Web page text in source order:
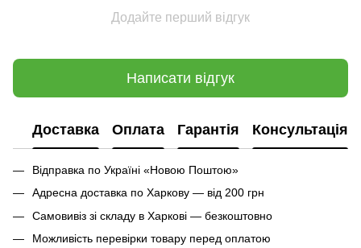
Додайте перший відгук
Написати відгук
Доставка Оплата Гарантія Консультація
Відправка по Україні «Новою Поштою»
Адресна доставка по Харкову — від 200 грн
Самовивіз зі складу в Харкові — безкоштовно
Можливість перевірки товару перед оплатою